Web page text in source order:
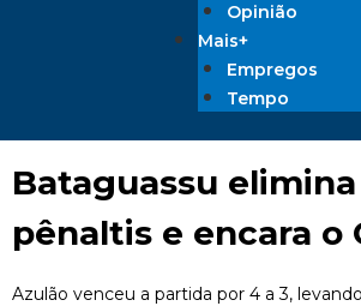
Opinião
Mais+
Empregos
Tempo
Bataguassu
pênaltis e encara o
Azulão venceu a partida por 4 a 3,